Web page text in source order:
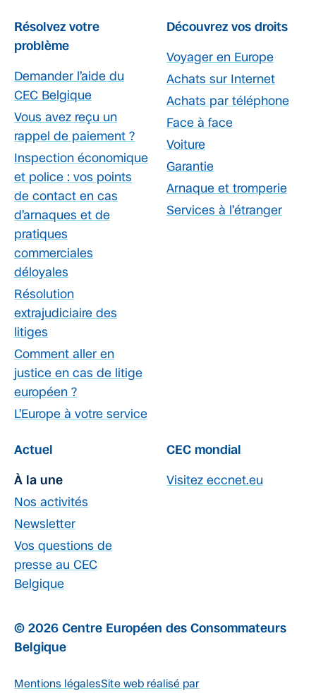
Résolvez votre
problème
Demander l’aide du
CEC Belgique
Vous avez reçu un
rappel de paiement ?
Inspection économique
et police : vos points
de contact en cas
d’arnaques et de
pratiques
commerciales
déloyales
Résolution
extrajudiciaire des
litiges
Comment aller en
justice en cas de litige
européen ?
L’Europe à votre service
Découvrez vos droits
Voyager en Europe
Achats sur Internet
Achats par téléphone
Face à face
Voiture
Garantie
Arnaque et tromperie
Services à l’étranger
Actuel
À la une
Nos activités
Newsletter
Vos questions de
presse au CEC
Belgique
CEC mondial
Visitez eccnet.eu
© 2026 Centre Européen des Consommateurs
Belgique
Mentions légalesSite web réalisé par